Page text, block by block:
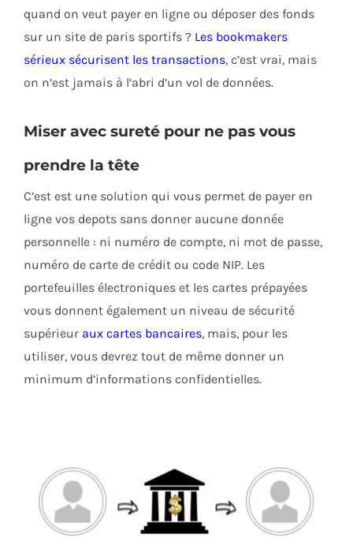
quand on veut payer en ligne ou déposer des fonds
sur un site de paris sportifs ? Les bookmakers
sérieux sécurisent les transactions, c’est vrai, mais
on n’est jamais à l’abri d’un vol de données.
Miser avec sureté pour ne pas vous
prendre la tête
C’est est une solution qui vous permet de payer en
ligne vos depots sans donner aucune donnée
personnelle : ni numéro de compte, ni mot de passe,
numéro de carte de crédit ou code NIP. Les
portefeuilles électroniques et les cartes prépayées
vous donnent également un niveau de sécurité
supérieur aux cartes bancaires, mais, pour les
utiliser, vous devrez tout de même donner un
minimum d’informations confidentielles.